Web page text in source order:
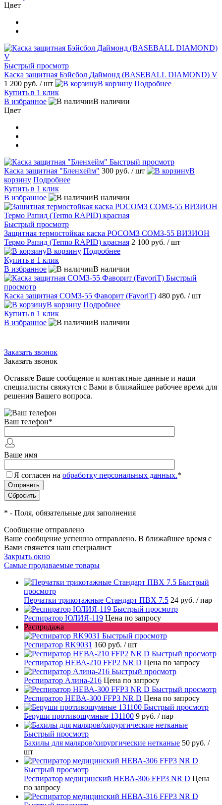
Цвет
Быстрый просмотр
Каска защитная Бэйсбол Даймонд (BASEBALL DIAMOND) V
1 200 руб. / шт В корзину Подробнее
Купить в 1 клик
В избранное
В наличии
Цвет
Быстрый просмотр
Каска защитная "Бленхейм" 300 руб. / шт
В
корзину Подробнее
Купить в 1 клик
В избранное
В наличии
Быстрый просмотр
Защитная термостойкая каска РОСОМЗ СОМЗ-55 ВИЗИОН
Термо Рапид (Termo RAPID) красная 2 100 руб. / шт
В корзину Подробнее
Купить в 1 клик
В избранное
В наличии
Быстрый
просмотр
Каска защитная СОМЗ-55 Фаворит (FavoriT) 480 руб. / шт
В корзину Подробнее
Купить в 1 клик
В избранное
В наличии
Заказать звонок
Заказать звонок
Оставьте Ваше сообщение и контактные данные и наши
специалисты свяжутся с Вами в ближайшее рабочее время для
решения Вашего вопроса.
Ваш телефон*
Ваше имя
Я согласен на обработку персональных данных.*
* - Поля, обязательные для заполнения
Сообщение отправлено
Ваше сообщение успешно отправлено. В ближайшее время с
Вами свяжется наш специалист
Закрыть окно
Самые продаваемые товары
Быстрый
просмотр
Перчатки трикотажные Стандарт ПВХ 7.5 24 руб. / пар
Быстрый просмотр
Респиратор ЮЛИЯ-119 Цена по запросу
Распродажа
Быстрый просмотр
Респиратор RK9031 160 руб. / шт
Быстрый просмотр
Респиратор НЕВА-210 FFP2 NR D Цена по запросу
Быстрый просмотр
Респиратор Алина-216 Цена по запросу
Быстрый просмотр
Респиратор НЕВА-300 FFP3 NR D Цена по запросу
Быстрый просмотр
Беруши противошумные 131100 9 руб. / пар
Быстрый просмотр
Бахилы для маляров/хирургические нетканые 50 руб. /
шт
Быстрый просмотр
Респиратор медицинский НЕВА-306 FFP3 NR D Цена
по запросу